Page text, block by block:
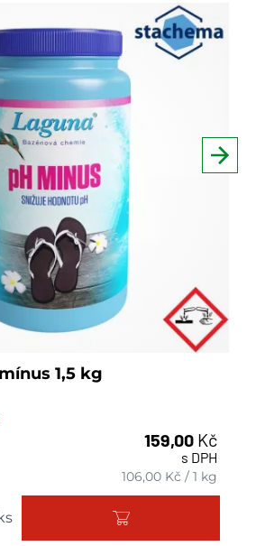
1,5 kg
159,00 Kč
s DPH
106,00 Kč /1 kg
Množství